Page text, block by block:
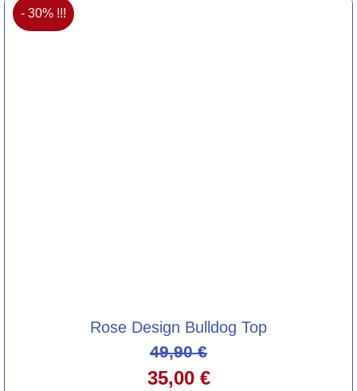
- 30% !!!
Rose Design Bulldog Top
49,90€
35,00 €